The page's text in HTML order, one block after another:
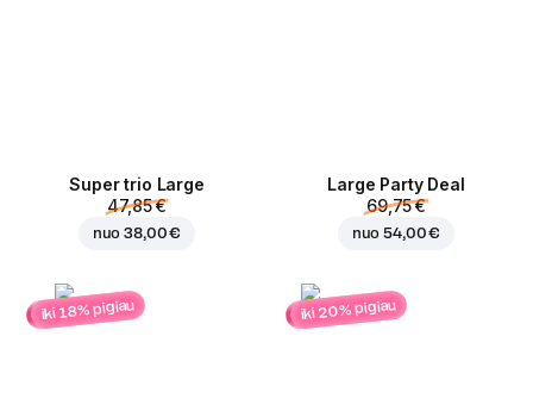
Super trio Large
47,85 €
nuo38,00 €
Large Party Deal
69,75 €
nuo54,00 €
iki 18% pigiau iki 20% pigiau